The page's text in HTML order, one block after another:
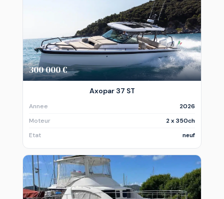
300 000 €
Axopar 37 ST
Annee
2026
Moteur
2 x 350ch
Etat
neuf